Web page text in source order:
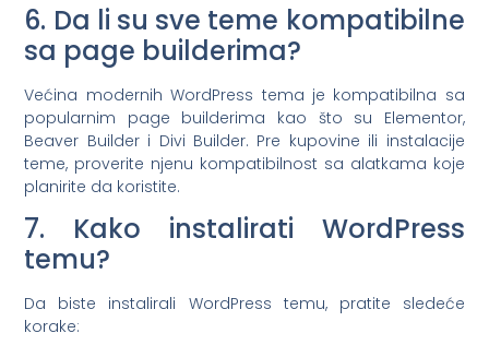
6. Da li su sve teme kompatibilne
sa page builderima?
Većina modernih WordPress tema je kompatibilna sa
popularnim page builderima kao što su Elementor,
Beaver Builder i Divi Builder. Pre kupovine ili instalacije
teme, proverite njenu kompatibilnost sa alatkama koje
planirite da koristite.
7. Kako instalirati WordPress
temu?
Da biste instalirali WordPress temu, pratite sledeće
korake: